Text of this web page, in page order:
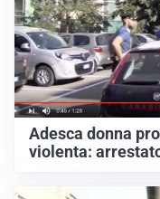
Adesca donna
violenta: